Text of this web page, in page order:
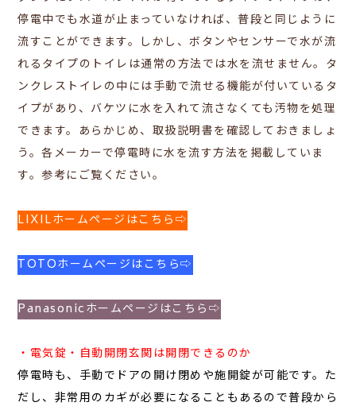
停電中でも水道が止まっていなければ、普段と同じように
流すことができます。しかし、ボタンやセンサーで水が流
れるタイプのトイレは通常の方法では水を流せません。 タ
ンクレストイレの中には手動で流せる機能が付いているタ
イプがあり、バケツに水を入れて流さなくても汚物を処理
できます。あらかじめ、取扱説明書を確認しておきましょ
う。各メーカーで停電時に水を流す方法を掲載していま
す。参考にご覧ください。
LIXILホームページはこちら⇨
TOTOホームページはこちら⇨
Panasonicホームページはこちら⇨
・ 電気錠・自動開閉玄関は開閉できるのか
停電時も、手動でドアの開け閉めや施開錠が可能です。た
だし、非常用のカギが必要になることもあるので普段から